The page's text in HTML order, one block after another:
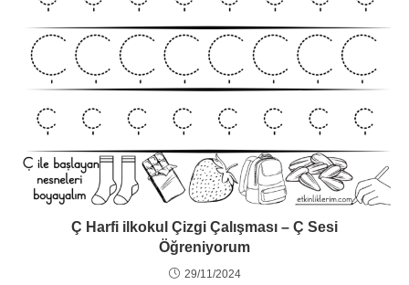
Ç Harfi ilkokul Çizgi Çalışması – Ç Sesi
Öğreniyorum
29/11/2024